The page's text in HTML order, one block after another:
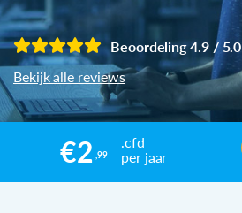
Beoordeling 4.9 / 5.0
Bekijk alle reviews
€2 ,99
.cfd
per jaar